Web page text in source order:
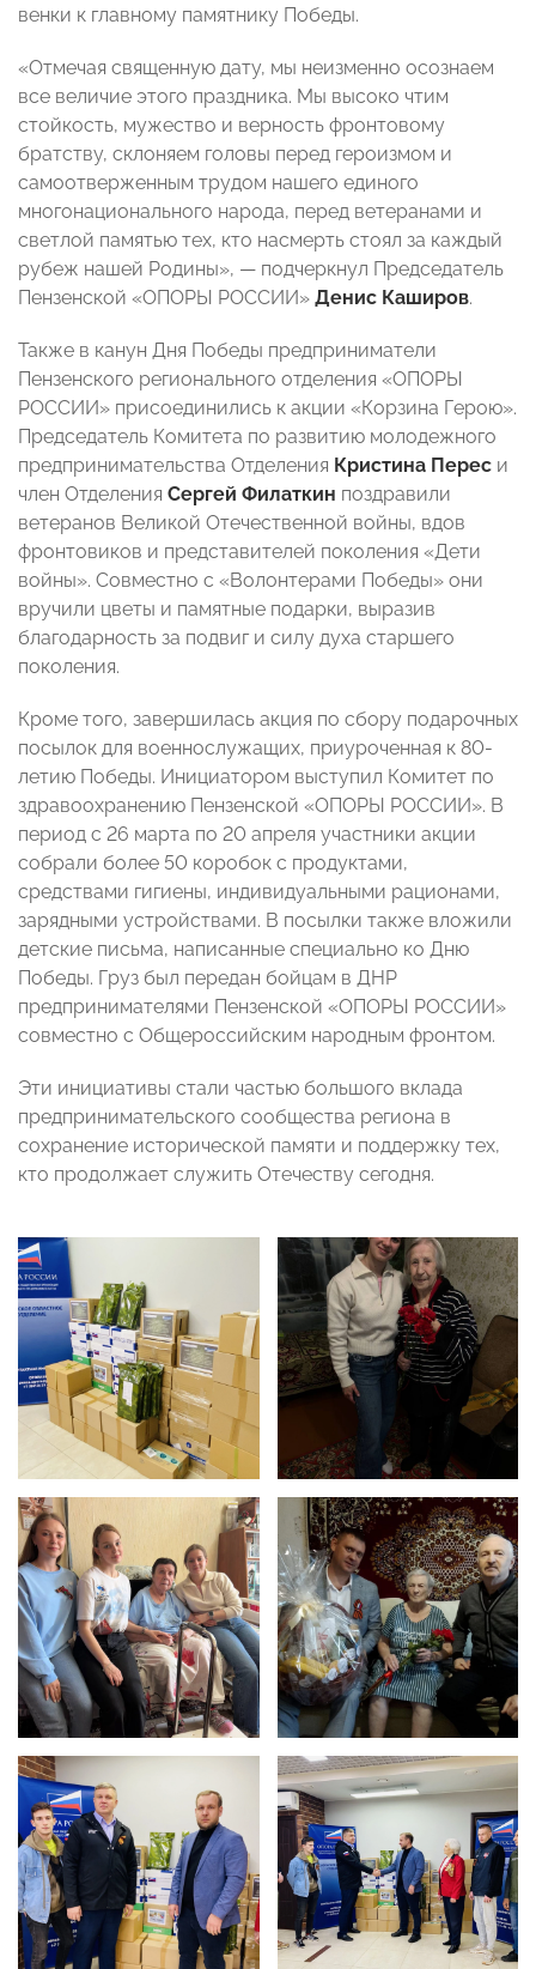
венки к главному памятнику Победы.
«Отмечая священную дату, мы неизменно осознаем
все величие этого праздника. Мы высоко чтим
стойкость, мужество и верность фронтовому
братству, склоняем головы перед героизмом и
самоотверженным трудом нашего единого
многонационального народа, перед ветеранами и
светлой памятью тех, кто насмерть стоял за каждый
рубеж нашей Родины», — подчеркнул Председатель
Пензенской «ОПОРЫ РОССИИ» Денис Каширов.
Также в канун Дня Победы предприниматели
Пензенского регионального отделения «ОПОРЫ
РОССИИ» присоединились к акции «Корзина Герою».
Председатель Комитета по развитию молодежного
предпринимательства Отделения Кристина Перес и
член Отделения Сергей Филаткин поздравили
ветеранов Великой Отечественной войны, вдов
фронтовиков и представителей поколения «Дети
войны». Совместно с «Волонтерами Победы» они
вручили цветы и памятные подарки, выразив
благодарность за подвиг и силу духа старшего
поколения.
Кроме того, завершилась акция по сбору подарочных
посылок для военнослужащих, приуроченная к 80-
летию Победы. Инициатором выступил Комитет по
здравоохранению Пензенской «ОПОРЫ РОССИИ». В
период с 26 марта по 20 апреля участники акции
собрали более 50 коробок с продуктами,
средствами гигиены, индивидуальными рационами,
зарядными устройствами. В посылки также вложили
детские письма, написанные специально ко Дню
Победы. Груз был передан бойцам в ДНР
предпринимателями Пензенской «ОПОРЫ РОССИИ»
совместно с Общероссийским народным фронтом.
Эти инициативы стали частью большого вклада
предпринимательского сообщества региона в
сохранение исторической памяти и поддержку тех,
кто продолжает служить Отечеству сегодня.